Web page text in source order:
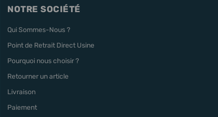
NOTRE SOCIÉTÉ
Qui Sommes-Nous ?
Point de Retrait Direct Usine
Pourquoi nous choisir ?
Retourner un article
Livraison
Paiement